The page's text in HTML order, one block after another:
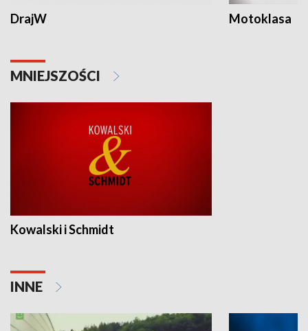
DrajW Motoklasa
MNIEJSZOŚCI
Kowalski i Schmidt
INNE